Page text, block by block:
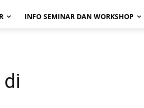
INFO SEMINAR DAN WORKSHOP